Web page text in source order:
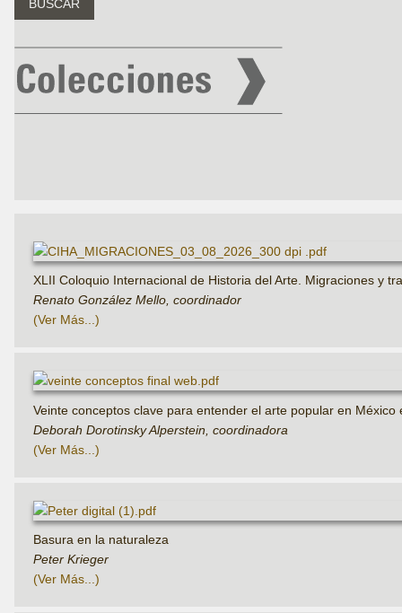
XLII Coloquio Internacional de Historia del Arte. Migraciones y
Renato González Mello, coordinador
Ver Más
Veinte conceptos clave para entender el arte popular en México
Deborah Dorotinsky Alperstein, coordinadora
Ver Más
Basura en la naturaleza
Peter Krieger
Ver Más